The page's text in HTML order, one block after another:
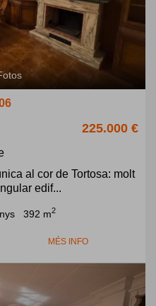
225.000 €
al cor de Tortosa: molt
edif...
392 m2
MÉS INFO
Next